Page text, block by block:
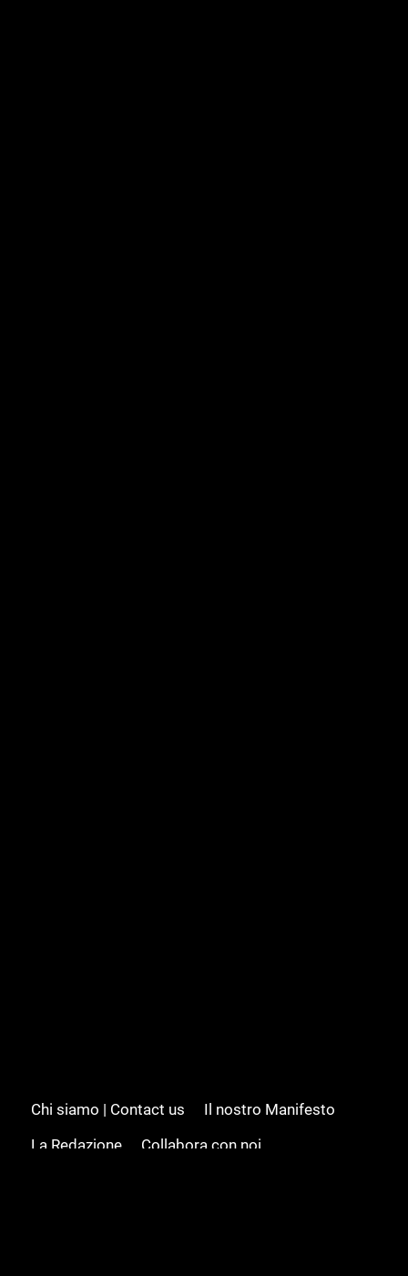
Chi siamo | Contact us
Il nostro Manifesto
La Redazione
Collabora con noi